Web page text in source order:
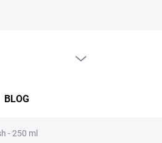
BLOG
- 250 ml